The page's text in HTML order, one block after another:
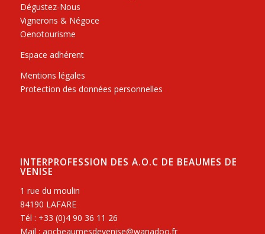
Dégustez-Nous
Vignerons & Négoce
Oenotourisme
Espace adhérent
Mentions légales
Protection des données personnelles
INTERPROFESSION DES A.O.C DE BEAUMES DE
VENISE
1 rue du moulin
84190 LAFARE
Tél : +33 (0)4 90 36 11 26
Mail : aocbeaumesdevenise@wanadoo.fr